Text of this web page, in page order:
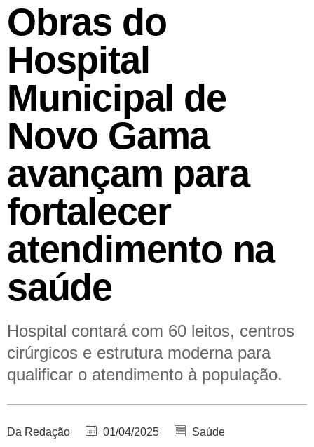
Obras do
Hospital
Municipal de
Novo Gama
avançam para
fortalecer
atendimento na
saúde
Hospital contará com 60 leitos, centros
cirúrgicos e estrutura moderna para
qualificar o atendimento à população.
Da Redação 01/04/2025 Saúde